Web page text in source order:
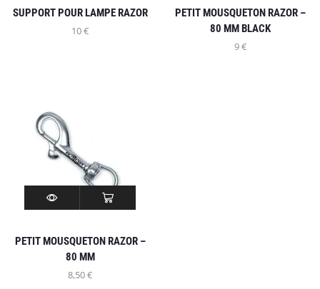
SUPPORT POUR LAMPE RAZOR
10€
PETIT MOUSQUETON RAZOR –
80 MM BLACK
9€
PETIT MOUSQUETON RAZOR –
80 MM
8,50€